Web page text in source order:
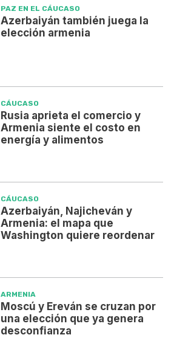
PAZ EN EL CÁUCASO
Azerbaiyán también juega la
elección armenia
CÁUCASO
Rusia aprieta el comercio y
Armenia siente el costo en
energía y alimentos
CÁUCASO
Azerbaiyán, Najicheván y
Armenia: el mapa que
Washington quiere reordenar
ARMENIA
Moscú y Ereván se cruzan por
una elección que ya genera
desconfianza